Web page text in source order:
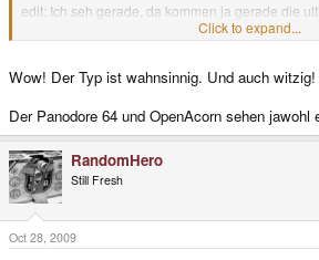
edit: Ich seh gerade, da kommen ja gerade die
Echtes Retro-Design das mächtig rockt:Retro
Click to expand...
Wow! Der Typ ist wahnsinnig. Und auch
Der Panodore 64 und OpenAcorn sehen jawohl
RandomHero
Still Fresh
Oct 28, 2009